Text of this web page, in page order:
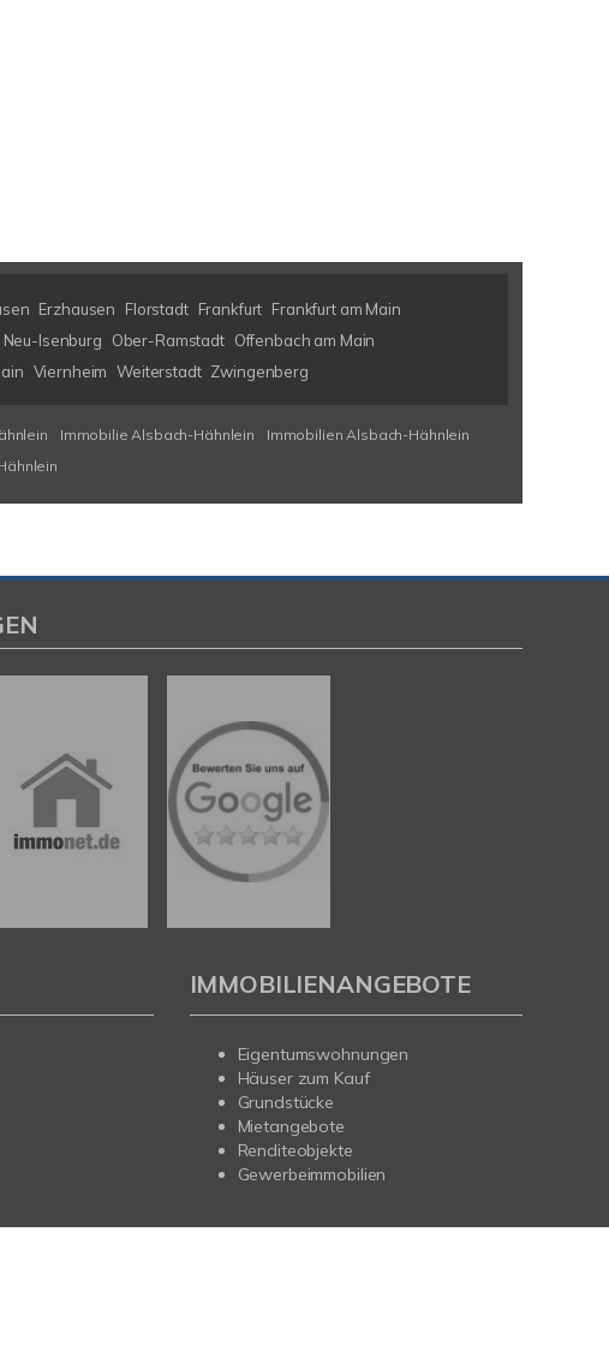
Erzhausen Florstadt Frankfurt Frankfurt am Main
Neu-Isenburg Ober-Ramstadt Offenbach am Main
Viernheim Weiterstadt Zwingenberg
Immobilie Alsbach-Hähnlein
Immobilien Alsbach-Hähnlein
IMMOBILIENANGEBOTE
Eigentumswohnungen
Häuser zum Kauf
Grundstücke
Mietangebote
Renditeobjekte
Gewerbeimmobilien